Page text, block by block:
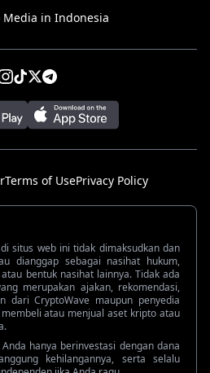
Media in Indonesia
Terms of UsePrivacy Policy
situs web ini tidak dimaksudkan dan
dianggap sebagai nasihat hukum,
bentuk nasihat lainnya. Tidak ada
merupakan ajakan, rekomendasi,
dari CryptoWave maupun penyedia
atau menjual aset kripto atau
hanya berinvestasi dengan dana
kehilangannya, serta selalu